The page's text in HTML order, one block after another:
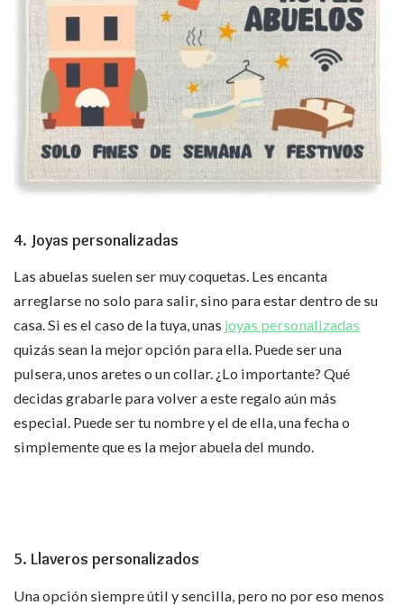
4. Joyas personalizadas
Las abuelas suelen ser muy coquetas. Les encanta
arreglarse no solo para salir, sino para estar dentro de su
casa. Si es el caso de la tuya, unas joyas personalizadas
quizás sean la mejor opción para ella. Puede ser una
pulsera, unos aretes o un collar. ¿Lo importante? Qué
decidas grabarle para volver a este regalo aún más
especial. Puede ser tu nombre y el de ella, una fecha o
simplemente que es la mejor abuela del mundo.
5. Llaveros personalizados
Una opción siempre útil y sencilla, pero no por eso menos